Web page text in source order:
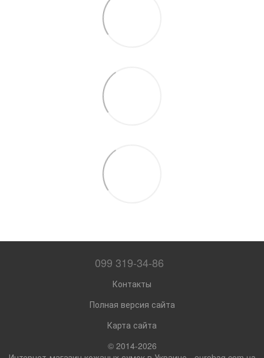
099 319-34-86
Контакты
Полная версия сайта
Карта сайта
© 2014-2026